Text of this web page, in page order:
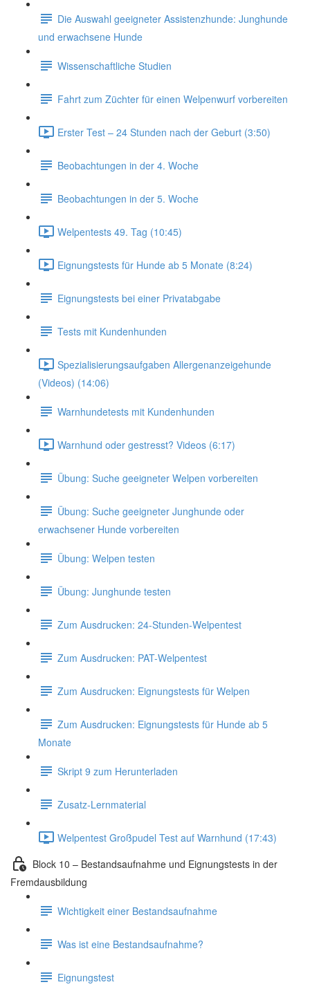
Die Auswahl geeigneter Assistenzhunde: Junghunde
und erwachsene Hunde
Wissenschaftliche Studien
Fahrt zum Züchter für einen Welpenwurf vorbereiten
Erster Test – 24 Stunden nach der Geburt (3:50)
Beobachtungen in der 4. Woche
Beobachtungen in der 5. Woche
Welpentests 49. Tag (10:45)
Eignungstests für Hunde ab 5 Monate (8:24)
Eignungstests bei einer Privatabgabe
Tests mit Kundenhunden
Spezialisierungsaufgaben Allergenanzeigehunde
(Videos) (14:06)
Warnhundetests mit Kundenhunden
Warnhund oder gestresst? Videos (6:17)
Übung: Suche geeigneter Welpen vorbereiten
Übung: Suche geeigneter Junghunde oder
erwachsener Hunde vorbereiten
Übung: Welpen testen
Übung: Junghunde testen
Zum Ausdrucken: 24-Stunden-Welpentest
Zum Ausdrucken: PAT-Welpentest
Zum Ausdrucken: Eignungstests für Welpen
Zum Ausdrucken: Eignungstests für Hunde ab 5
Monate
Skript 9 zum Herunterladen
Zusatz-Lernmaterial
Welpentest Großpudel Test auf Warnhund (17:43)
Block 10 – Bestandsaufnahme und Eignungstests in der
Fremdausbildung
Wichtigkeit einer Bestandsaufnahme
Was ist eine Bestandsaufnahme?
Eignungstest